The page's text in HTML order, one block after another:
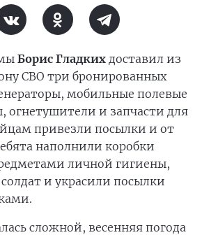
Борис Гладких доставил из
СВО три бронированных
мобильные полевые
огнетушители и запчасти для
привезли посылки и от
наполнили коробки
личной гигиены,
и украсили посылки
сложной, весенняя погода